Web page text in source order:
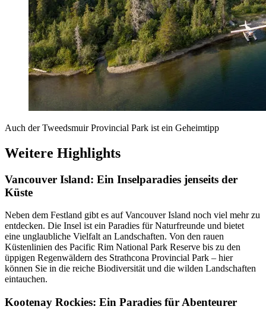
Auch der Tweedsmuir Provincial Park ist ein Geheimtipp
Weitere Highlights
Vancouver Island: Ein Inselparadies jenseits der
Küste
Neben dem Festland gibt es auf Vancouver Island noch viel mehr zu
entdecken. Die Insel ist ein Paradies für Naturfreunde und bietet
eine unglaubliche Vielfalt an Landschaften. Von den rauen
Küstenlinien des Pacific Rim National Park Reserve bis zu den
üppigen Regenwäldern des Strathcona Provincial Park – hier
können Sie in die reiche Biodiversität und die wilden Landschaften
eintauchen.
Kootenay Rockies: Ein Paradies für Abenteurer